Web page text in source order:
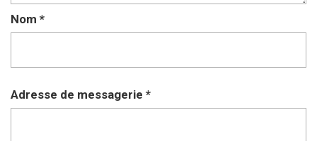
Nom *
Adresse de messagerie *